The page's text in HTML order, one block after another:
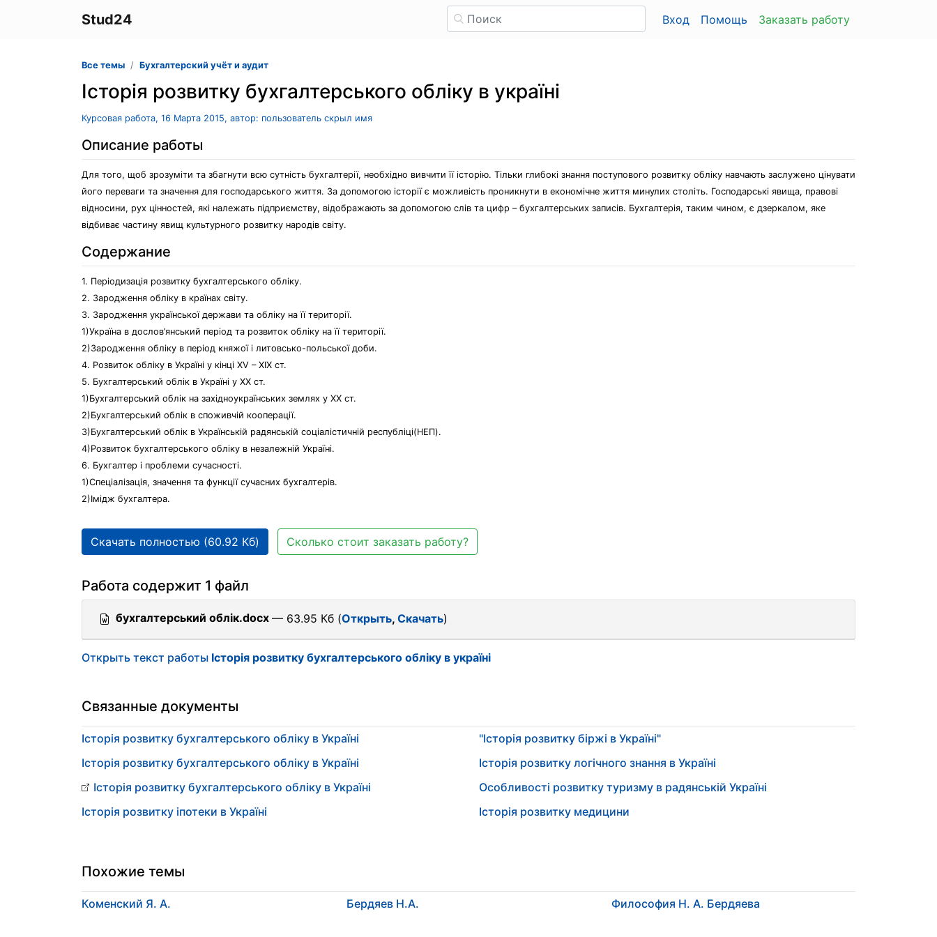
Stud24 Вход Помощь Заказать работу
Все темы Бухгалтерский учёт и аудит
Історія розвитку бухгалтерського обліку в україні
Курсовая работа, 16 Марта 2015, автор: пользователь скрыл имя
Описание работы
Для того, щоб зрозуміти та збагнути всю сутність бухгалтерії, необхідно вивчити її історію. Тільки глибокі знання поступового розвитку обліку навчають заслужено цінувати
його переваги та значення для господарського життя. За допомогою історії є можливість проникнути в економічне життя минулих століть. Господарські явища, правові
відносини, рух цінностей, які належать підприємству, відображають за допомогою слів та цифр – бухгалтерських записів. Бухгалтерія, таким чином, є дзеркалом, яке
відбиває частину явищ культурного розвитку народів світу.
Содержание
1. Періодизація розвитку бухгалтерського обліку.
2. Зародження обліку в країнах світу.
3. Зародження української держави та обліку на її території.
1)Україна в дослов’янський період та розвиток обліку на її території.
2)Зародження обліку в період княжої і литовсько-польської доби.
4. Розвиток обліку в Україні у кінці XV – XIX ст.
5. Бухгалтерський облік в Україні у XX ст.
1)Бухгалтерський облік на західноукраїнських землях у XX ст.
2)Бухгалтерський облік в споживчій кооперації.
3)Бухгалтерський облік в Українській радянській соціалістичній республіці(НЕП).
4)Розвиток бухгалтерського обліку в незалежній Україні.
6. Бухгалтер і проблеми сучасності.
1)Спеціалізація, значення та функції сучасних бухгалтерів.
2)Імідж бухгалтера.
Скачать полностью (60.92 Кб) Сколько стоит заказать работу?
Работа содержит 1 файл
бухгалтерський облік.docx — 63.95 Кб (Открыть, Скачать)
Открыть текст работы Історія розвитку бухгалтерського обліку в україні
Связанные документы
Історія розвитку бухгалтерського обліку в Україні
Історія розвитку бухгалтерського обліку в Україні
Історія розвитку бухгалтерського обліку в Україні
Історія розвитку іпотеки в Україні
"Історія розвитку біржі в Україні"
Історія розвитку логічного знання в Україні
Особливості розвитку туризму в радянській Україні
Історія розвитку медицини
Похожие темы
Коменский Я. А. Бердяев Н.А. Философия Н. А. Бердяева